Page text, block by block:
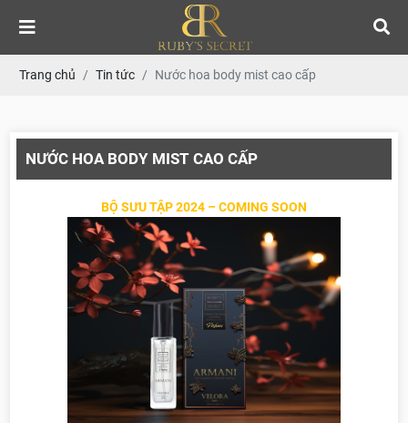
Trang chủ Tin tức Nước hoa body mist cao cấp
NƯỚC HOA BODY MIST CAO CẤP
BỘ SƯU TẬP 2024 – COMING SOON